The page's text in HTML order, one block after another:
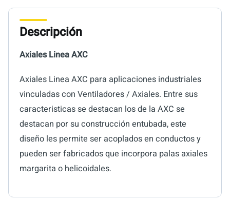
Descripción
Axiales Linea AXC
Axiales Linea AXC para aplicaciones industriales
vinculadas con Ventiladores / Axiales. Entre sus
caracteristicas se destacan los de la AXC se
destacan por su construcción entubada, este
diseño les permite ser acoplados en conductos y
pueden ser fabricados que incorpora palas axiales
margarita o helicoidales.